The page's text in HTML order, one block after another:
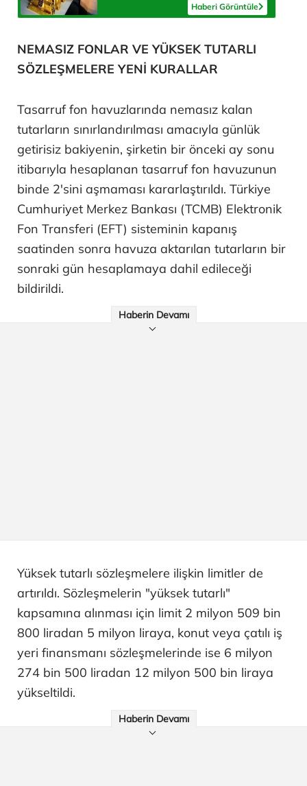
Haberi Görüntüle
NEMASIZ FONLAR VE YÜKSEK TUTARLI
SÖZLEŞMELERE YENİ KURALLAR
Tasarruf fon havuzlarında nemasız kalan
tutarların sınırlandırılması amacıyla günlük
getirisiz bakiyenin, şirketin bir önceki ay sonu
itibarıyla hesaplanan tasarruf fon havuzunun
binde 2'sini aşmaması kararlaştırıldı. Türkiye
Cumhuriyet Merkez Bankası (TCMB) Elektronik
Fon Transferi (EFT) sisteminin kapanış
saatinden sonra havuza aktarılan tutarların bir
sonraki gün hesaplamaya dahil edileceği
bildirildi.
Haberin Devamı
Yüksek tutarlı sözleşmelere ilişkin limitler de
artırıldı. Sözleşmelerin "yüksek tutarlı"
kapsamına alınması için limit 2 milyon 509 bin
800 liradan 5 milyon liraya, konut veya çatılı iş
yeri finansmanı sözleşmelerinde ise 6 milyon
274 bin 500 liradan 12 milyon 500 bin liraya
yükseltildi.
Haberin Devamı